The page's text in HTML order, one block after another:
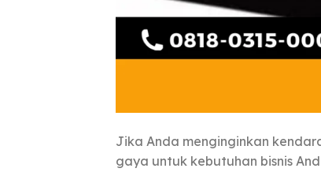
Jika Anda menginginkan
gaya untuk kebutuhan bisnis